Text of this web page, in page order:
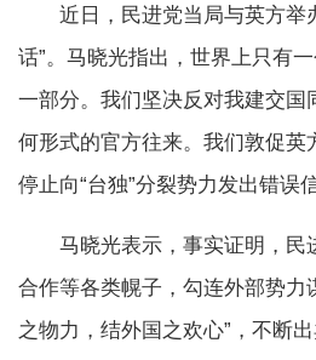
近日，民进党当局与英方举
话”。马晓光指出，世界上只有
一部分。我们坚决反对我建交国
何形式的官方往来。我们敦促英
停止向“台独”分裂势力发出错误
马晓光表示，事实证明，民
合作等各类幌子，勾连外部势力
之物力，结外国之欢心”，不断